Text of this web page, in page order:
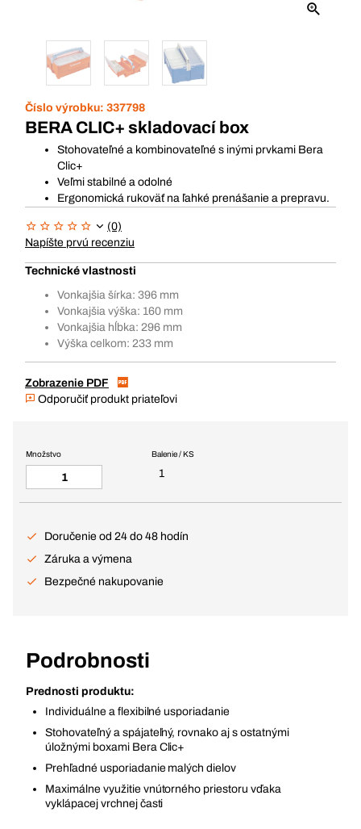
Číslo výrobku: 337798
BERA CLIC+ skladovací box
Stohovateľné a kombinovateľné s inými prvkami Bera
Clic+
Veľmi stabilné a odolné
Ergonomická rukoväť na ľahké prenášanie a prepravu.
(0)
Napíšte prvú recenziu
Technické vlastnosti
Vonkajšia šírka: 396 mm
Vonkajšia výška: 160 mm
Vonkajšia hĺbka: 296 mm
Výška celkom: 233 mm
Zobrazenie PDF
Odporučiť produkt priateľovi
Balenie / KS
1
Množstvo
Doručenie od 24 do 48 hodín
Záruka a výmena
Bezpečné nakupovanie
Podrobnosti
Prednosti produktu:
Individuálne a flexibilné usporiadanie
Stohovateľný a spájateľný, rovnako aj s ostatnými
úložnými boxami Bera Clic+
Prehľadné usporiadanie malých dielov
Maximálne využitie vnútorného priestoru vďaka
vyklápacej vrchnej časti